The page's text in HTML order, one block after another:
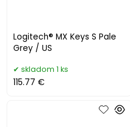
Logitech® MX Keys S Pale
Grey / US
skladom 1 ks
115.77 €